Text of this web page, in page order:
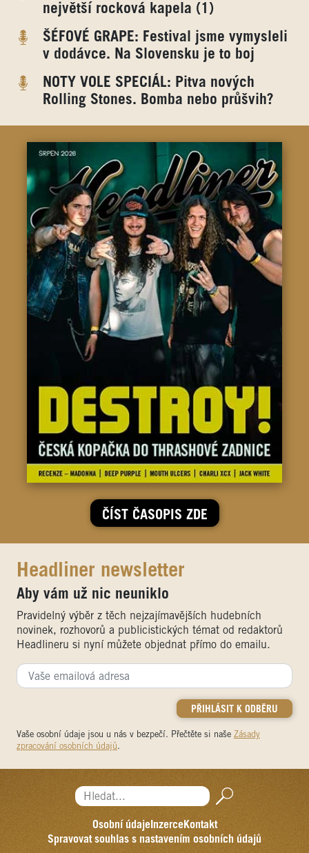
největší rocková kapela (1)
ŠÉFOVÉ GRAPE: Festival jsme vymysleli
v dodávce. Na Slovensku je to boj
NOTY VOLE SPECIÁL: Pitva nových
Rolling Stones. Bomba nebo průšvih?
ČÍST ČASOPIS ZDE
Headliner newsletter
Aby vám už nic neuniklo
Pravidelný výběr z těch nejzajímavějších hudebních
novinek, rozhovorů a publicistických témat od redaktorů
Headlineru si nyní můžete objednat přímo do emailu.
Vaše osobní údaje jsou u nás v bezpečí. Přečtěte si naše Zásady
zpracování osobních údajů.
Hledat...
Osobní údajeInzerceKontakt
Spravovat souhlas s nastavením osobních údajů